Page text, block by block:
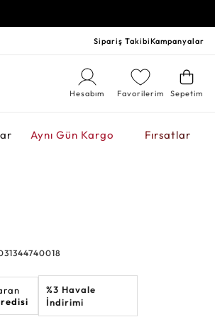
Sipariş TakibiKampanyalar
Sepetim
Favorilerim
Hesabım
Aynı Gün Kargo Fırsatlar
%3 Havale
İndirimi